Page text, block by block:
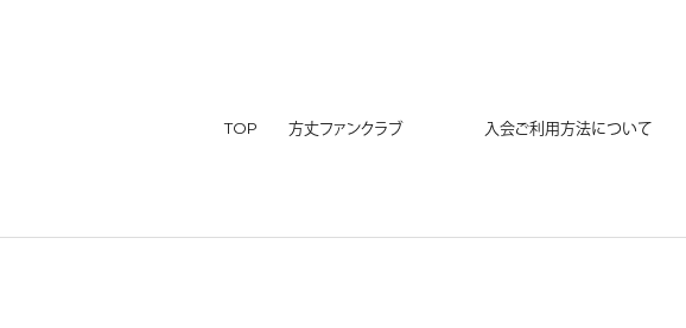
TOP 方丈ファンクラブ 入会ご利用方法について